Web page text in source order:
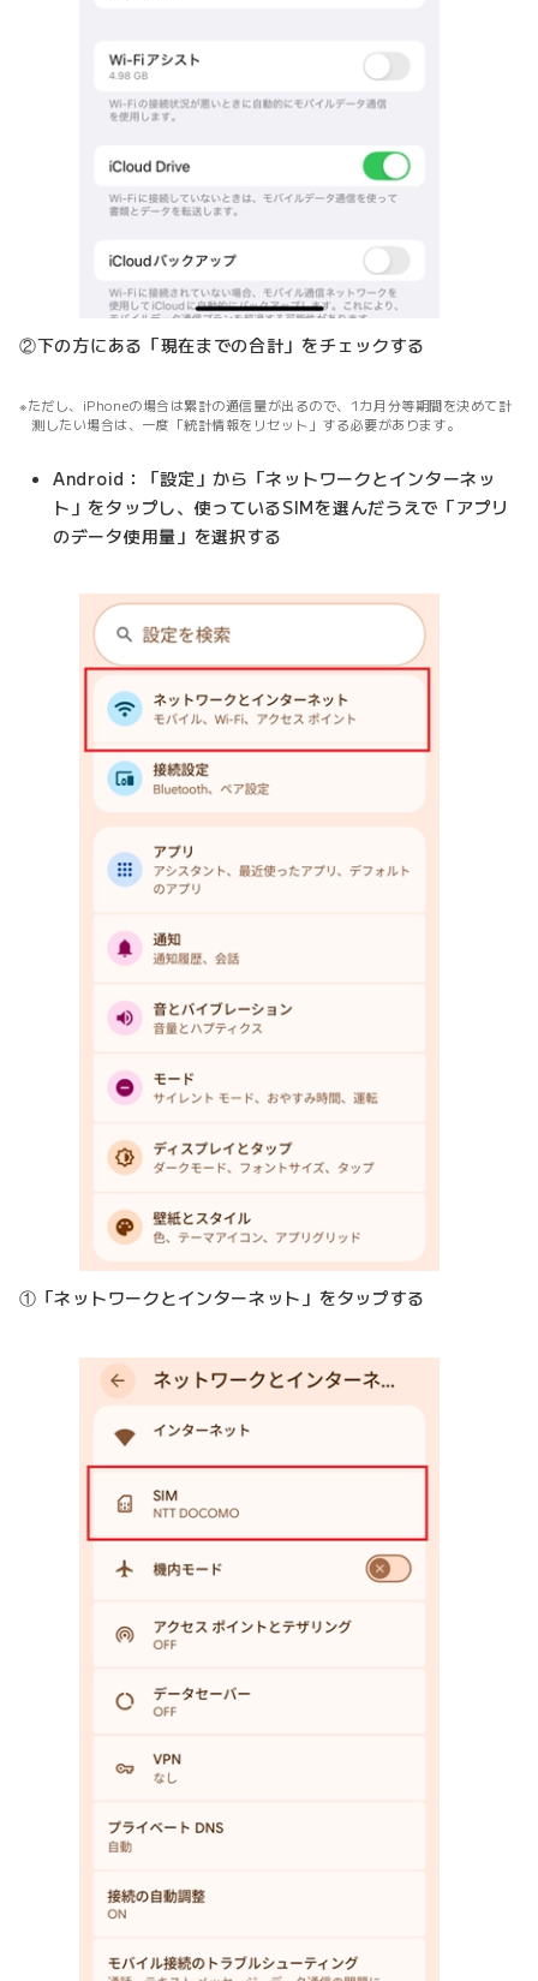
②下の方にある「現在までの合計」をチェックする
ただし、iPhoneの場合は累計の通信量が出るので、1カ月分等期間を決めて計
測したい場合は、一度「統計情報をリセット」する必要があります。
Android：「設定」から「ネットワークとインターネッ
ト」をタップし、使っているSIMを選んだうえで「アプリ
のデータ使用量」を選択する
①「ネットワークとインターネット」をタップする